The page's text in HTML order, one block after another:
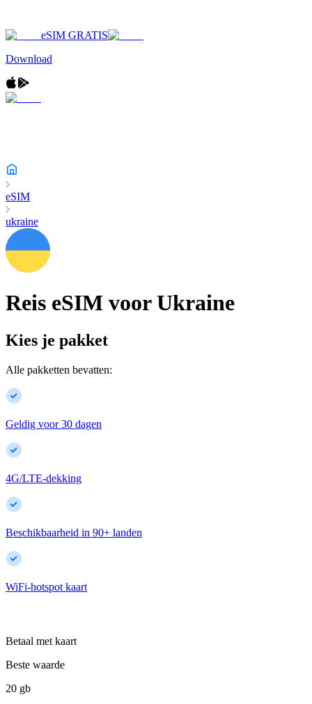
eSIM GRATIS
Download
eSIM
ukraine
Reis eSIM voor Ukraine
Kies je pakket
Alle pakketten bevatten:
Geldig voor 30 dagen
4G/LTE-dekking
Beschikbaarheid in 90+ landen
WiFi-hotspot kaart
Betaal met kaart
Beste waarde
20 gb